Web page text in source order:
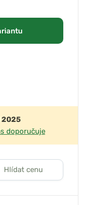
2025
doporučuje
Hlídat cenu